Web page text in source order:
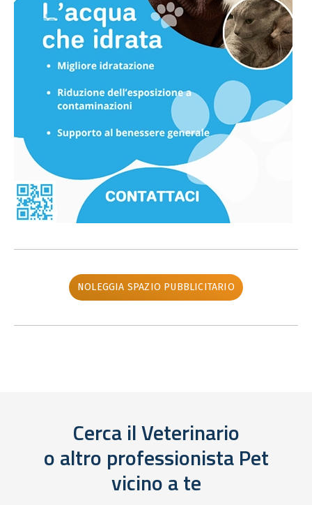
NOLEGGIA SPAZIO PUBBLICITARIO
Cerca il Veterinario
o altro professionista Pet
vicino a te